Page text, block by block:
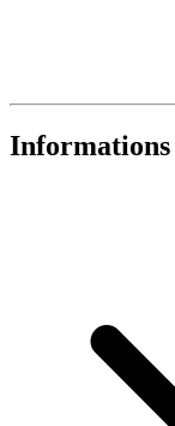
Informations